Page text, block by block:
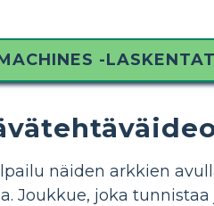
-
näiden arkkien
Joukkue, joka